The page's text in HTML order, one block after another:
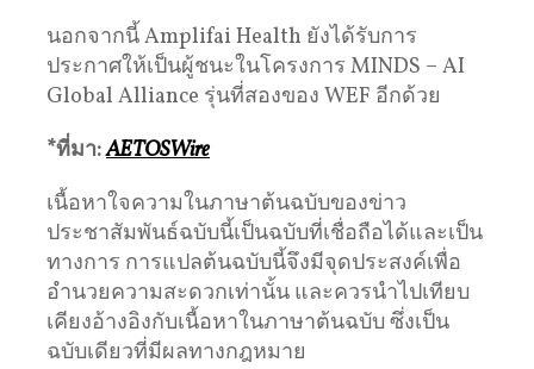
นอกจากนี้ Amplifai Health ยังได้รับการ
ประกาศให้เป็นผู้ชนะในโครงการ MINDS – AI
Global Alliance รุ่นที่สองของ WEF อีกด้วย
*ที่มา:AETOSWire
เนื้อหาใจความในภาษาต้นฉบับของข่าว
ประชาสัมพันธ์ฉบับนี้เป็นฉบับที่เชื่อถือได้และเป็น
ทางการ การแปลต้นฉบับนี้จึงมีจุดประสงค์เพื่อ
อำนวยความสะดวกเท่านั้น และควรนำไปเทียบ
เคียงอ้างอิงกับเนื้อหาในภาษาต้นฉบับ ซึ่งเป็น
ฉบับเดียวที่มีผลทางกฎหมาย